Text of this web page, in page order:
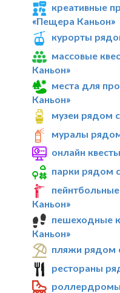
креативные
«Пещера Каньон»
курорты
массовые
Каньон»
места для
Каньон»
музеи рядом
муралы
онлайн
парки рядом
Каньон»
пешеходные
Каньон»
пляжи рядом
рестораны